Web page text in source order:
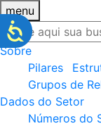
menu
Sobre
Pilares
Grupos de
Dados do Setor
Números do